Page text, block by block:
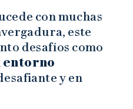
con muchas
este
desafíos como
entorno
y en